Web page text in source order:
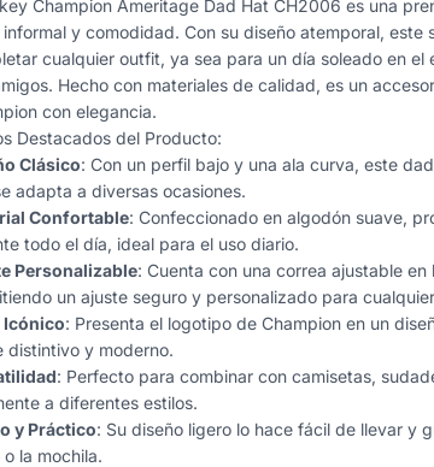
Champion Ameritage Dad Hat CH2006 es una
informal y comodidad. Con su diseño atemporal, este
cualquier outfit, ya sea para un día soleado en el
Hecho con materiales de calidad, es un
con elegancia.
Destacados del Producto:
Clásico: Con un perfil bajo y una ala curva, este
adapta a diversas ocasiones.
Confortable: Confeccionado en algodón suave,
todo el día, ideal para el uso diario.
Personalizable: Cuenta con una correa ajustable en
un ajuste seguro y personalizado para
Icónico: Presenta el logotipo de Champion en un
distintivo y moderno.
: Perfecto para combinar con camisetas,
a diferentes estilos.
y Práctico: Su diseño ligero lo hace fácil de llevar y
o la mochila.